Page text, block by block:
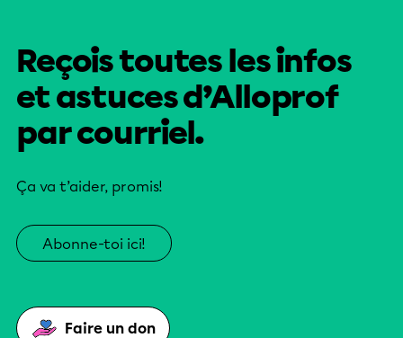
Reçois toutes les infos
et astuces d’Alloprof
par courriel.
Ça va t’aider, promis!
Abonne-toi ici!
Faire un don